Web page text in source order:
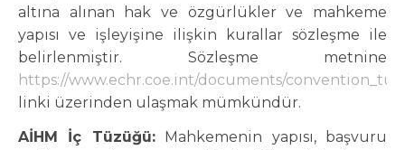
altına alınan hak ve özgürlükler ve mahkeme
yapısı ve işleyişine ilişkin kurallar sözleşme ile
belirlenmiştir. Sözleşme metnine
https://www.echr.coe.int/documents/
linki üzerinden ulaşmak mümkündür.
AİHM İç Tüzüğü:Mahkemenin yapısı, başvuru